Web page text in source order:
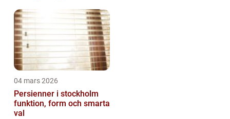
04 mars 2026
Persienner i stockholm
funktion, form och smarta
val